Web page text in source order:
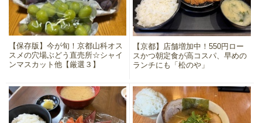
【保存版】今が旬！京都山科オス
スメの穴場ぶどう直売所☆シャイ
ンマスカット他【厳選３】
【京都】店舗増加中！550円ロー
スかつ朝定食が高コスパ、早めの
ランチにも「松のや」